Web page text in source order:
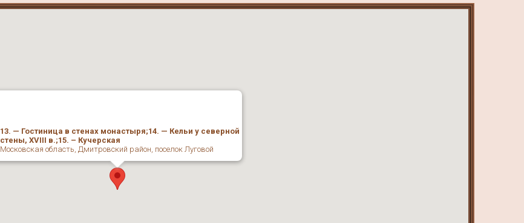
13. — Гостиница в стенах монастыря;14. — Кельи у северной
стены, ХVIII в.;15. – Кучерская
Московская область, Дмитровский район, поселок Луговой